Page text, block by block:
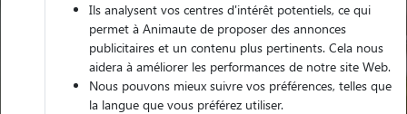
Pour quel animal ?
Trouver mon Pet Sitter
Ils analysent vos centres d'intérêt potentiels, ce qui
permet à Animaute de proposer des annonces
publicitaires et un contenu plus pertinents. Cela nous
aidera à améliorer les performances de notre site Web.
Nous pouvons mieux suivre vos préférences, telles que
la langue que vous préférez utiliser.